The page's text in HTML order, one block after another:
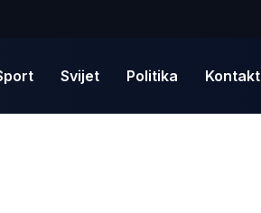
Svijet Politika Kontakt